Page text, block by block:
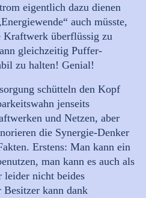
eigentlich dazu dienen
auch müsste,
Kraftwerk überflüssig zu
gleichzeitig Puffer-
zu halten! Genial!
schütteln den Kopf
jenseits
und Netzen, aber
die Synergie-Denker
Erstens: Man kann ein
man kann es auch als
leider nicht beides
Besitzer kann dank